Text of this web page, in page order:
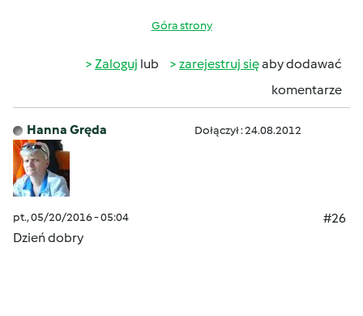
Góra strony
Zaloguj lub zarejestruj sięaby dodawać
komentarze
Hanna Gręda Dołączył : 24.08.2012
pt., 05/20/2016 - 05:04
#26
Dzień dobry